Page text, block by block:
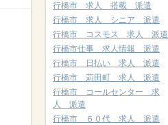
行橋市 求人 搭載 派遣
行橋市 求人 シニア 派遣
行橋市 コスモス 求人 派遣
行橋市仕事 求人情報 派遣
行橋市 日払い 求人 派遣
行橋市 苅田町 求人 派遣
行橋市 コールセンター 求
人 派遣
行橋市 ６０代 求人 派遣